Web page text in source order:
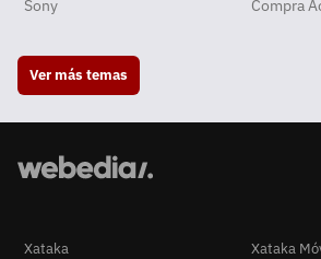
Sony Compra
Ver más temas
Xataka
Xataka